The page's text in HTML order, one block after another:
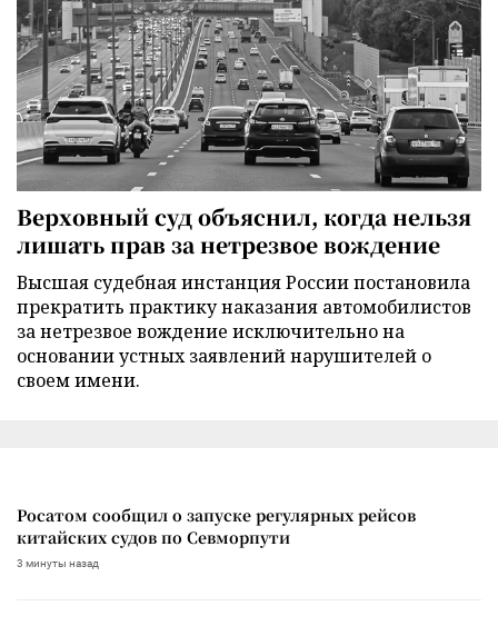
Верховный суд объяснил, когда нельзя
лишать прав за нетрезвое вождение
Высшая судебная инстанция России постановила
прекратить практику наказания автомобилистов
за нетрезвое вождение исключительно на
основании устных заявлений нарушителей о
своем имени.
Росатом сообщил о запуске регулярных рейсов
китайских судов по Севморпути
3 минуты назад